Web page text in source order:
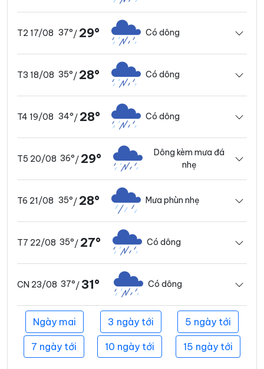
T2 17/08 37°/ 29° Có dông
T3 18/08 35°/ 28° Có dông
T4 19/08 34°/ 28° Có dông
T5 20/08 36°/ 29°
Dông kèm mưa đá
nhẹ
T6 21/08 35°/ 28° Mưa phùn nhẹ
T7 22/08 35°/ 27° Có dông
CN 23/08 37°/31° Có dông
Ngày mai 3 ngày tới 5 ngày tới
7 ngày tới 10 ngày tới 15 ngày tới